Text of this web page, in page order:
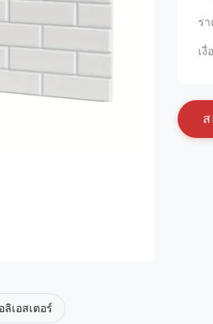
ร
เ
ส
ลิเอสเตอร์